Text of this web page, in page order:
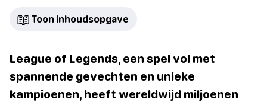
📖 Toon inhoudsopgave
League of Legends, een spel vol met
spannende gevechten en unieke
kampioenen, heeft wereldwijd miljoenen